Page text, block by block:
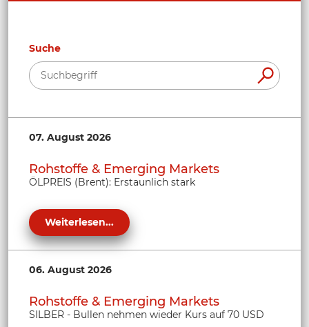
Suche
07. August 2026
Rohstoffe & Emerging Markets
ÖLPREIS (Brent): Erstaunlich stark
Weiterlesen...
06. August 2026
Rohstoffe & Emerging Markets
SILBER - Bullen nehmen wieder Kurs auf 70 USD